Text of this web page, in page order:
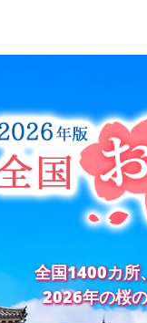
全国1400カ所
2026年の桜